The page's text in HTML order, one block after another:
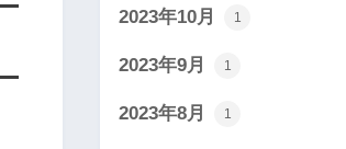
2023年10月 1
2023年9月 1
2023年8月 1